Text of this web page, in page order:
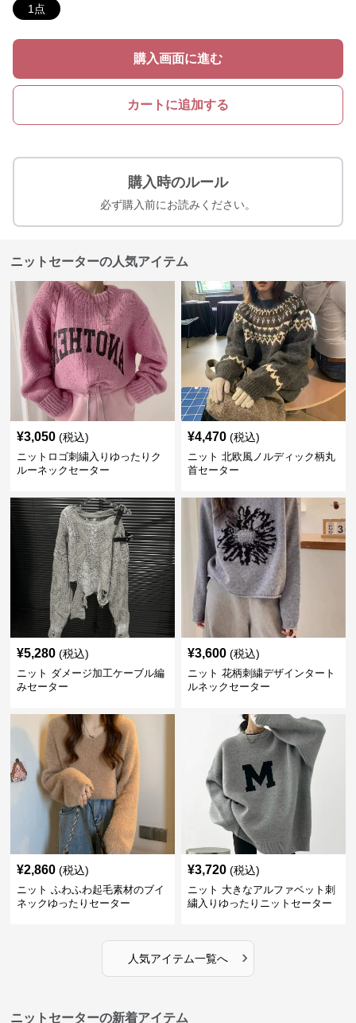
1点
購入画面に進む
カートに追加する
購入時のルール
必ず購入前にお読みください。
ニットセーターの人気アイテム
¥3,050 (税込)
ニットロゴ刺繍入りゆったりク
ルーネックセーター
¥4,470 (税込)
ニット 北欧風ノルディック柄丸
首セーター
¥5,280 (税込)
ニット ダメージ加工ケーブル編
みセーター
¥3,600 (税込)
ニット 花柄刺繍デザインタート
ルネックセーター
¥2,860 (税込)
ニット ふわふわ起毛素材のブイ
ネックゆったりセーター
¥3,720 (税込)
ニット 大きなアルファベット刺
繍入りゆったりニットセーター
人気アイテム一覧へ ›
ニットセーターの新着アイテム